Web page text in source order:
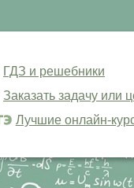
ГДЗ и решебники
Заказать задачу или
Лучшие онлайн-